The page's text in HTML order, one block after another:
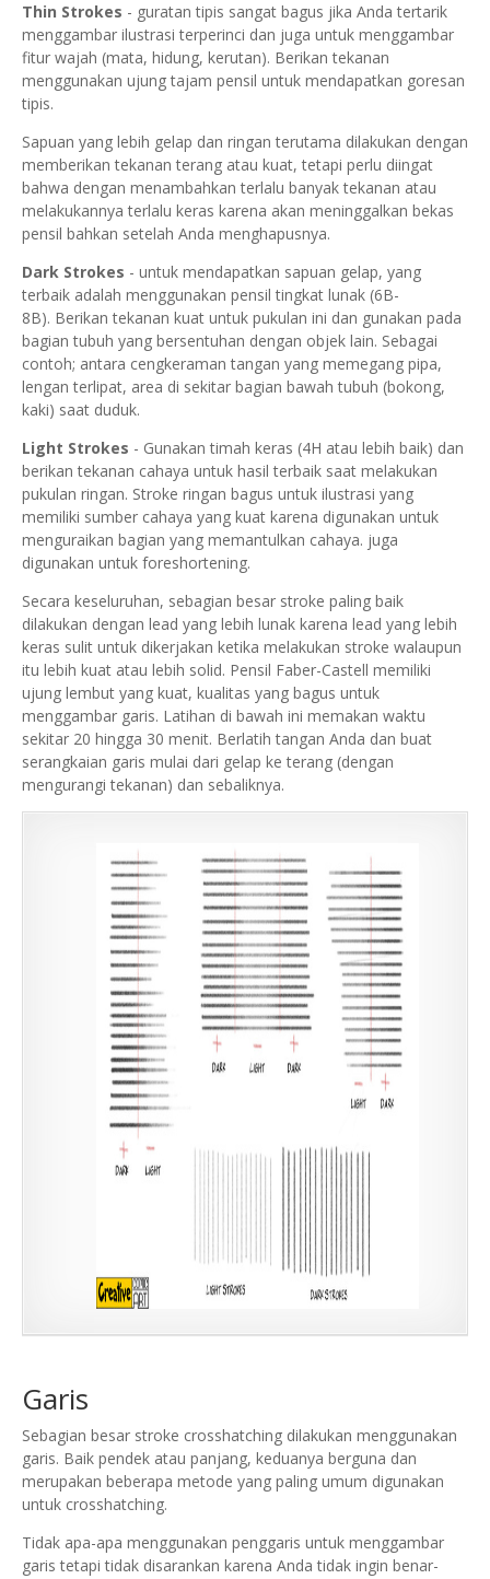
Thin Strokes - guratan tipis sangat bagus jika Anda tertarik
menggambar ilustrasi terperinci dan juga untuk menggambar
fitur wajah (mata, hidung, kerutan). Berikan tekanan
menggunakan ujung tajam pensil untuk mendapatkan goresan
tipis.
Sapuan yang lebih gelap dan ringan terutama dilakukan dengan
memberikan tekanan terang atau kuat, tetapi perlu diingat
bahwa dengan menambahkan terlalu banyak tekanan atau
melakukannya terlalu keras karena akan meninggalkan bekas
pensil bahkan setelah Anda menghapusnya.
Dark Strokes - untuk mendapatkan sapuan gelap, yang
terbaik adalah menggunakan pensil tingkat lunak (6B-
8B). Berikan tekanan kuat untuk pukulan ini dan gunakan pada
bagian tubuh yang bersentuhan dengan objek lain. Sebagai
contoh; antara cengkeraman tangan yang memegang pipa,
lengan terlipat, area di sekitar bagian bawah tubuh (bokong,
kaki) saat duduk.
Light Strokes - Gunakan timah keras (4H atau lebih baik) dan
berikan tekanan cahaya untuk hasil terbaik saat melakukan
pukulan ringan. Stroke ringan bagus untuk ilustrasi yang
memiliki sumber cahaya yang kuat karena digunakan untuk
menguraikan bagian yang memantulkan cahaya. juga
digunakan untuk foreshortening.
Secara keseluruhan, sebagian besar stroke paling baik
dilakukan dengan lead yang lebih lunak karena lead yang lebih
keras sulit untuk dikerjakan ketika melakukan stroke walaupun
itu lebih kuat atau lebih solid. Pensil Faber-Castell memiliki
ujung lembut yang kuat, kualitas yang bagus untuk
menggambar garis. Latihan di bawah ini memakan waktu
sekitar 20 hingga 30 menit. Berlatih tangan Anda dan buat
serangkaian garis mulai dari gelap ke terang (dengan
mengurangi tekanan) dan sebaliknya.
Garis
Sebagian besar stroke crosshatching dilakukan menggunakan
garis. Baik pendek atau panjang, keduanya berguna dan
merupakan beberapa metode yang paling umum digunakan
untuk crosshatching.
Tidak apa-apa menggunakan penggaris untuk menggambar
garis tetapi tidak disarankan karena Anda tidak ingin benar-